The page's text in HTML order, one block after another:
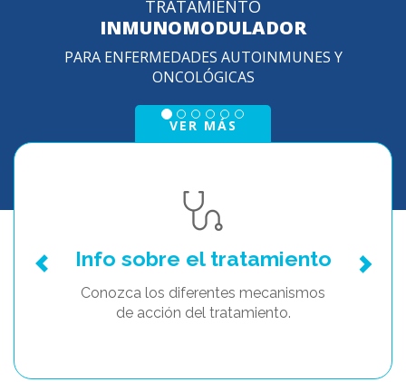
Info sobre el tratamiento
Conozca los diferentes mecanismos
de acción del tratamiento.